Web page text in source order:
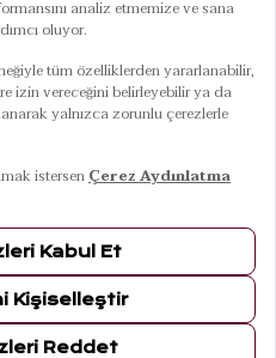
SIRALA
Ames & Zsa Zsa